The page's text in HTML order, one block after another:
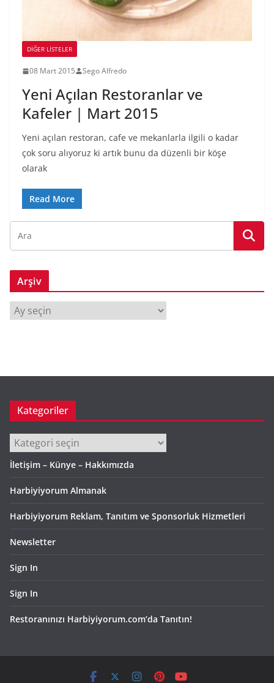
DIĞER LISTELER
08 Mart 2015 Sego Alfredo
Yeni Açılan Restoranlar ve
Kafeler | Mart 2015
Yeni açılan restoran, cafe ve mekanlarla ilgili o kadar
çok soru alıyoruz ki artık bunu da düzenli bir köşe
olarak
Read More
Arşiv
Kategoriler
Kategoriler
İletişim – Künye – Hakkımızda
Harbiyiyorum Almanak
Harbiyiyorum Reklam, Tanıtım ve Sponsorluk Hizmetleri
Newsletter
Sign In
Sign In
Restoranınızı Harbiyiyorum.com’da Tanıtın!